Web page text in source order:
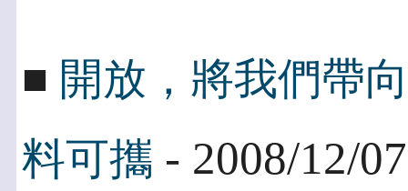
■ 開放，將我們帶
料可攜 - 2008/12/07